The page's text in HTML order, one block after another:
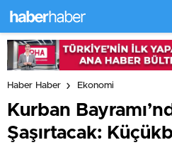
Haber Haber Ekonomi
Kurban
Şaşırtacak: